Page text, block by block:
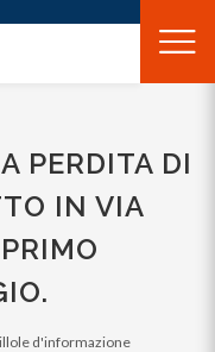
PERDITA DI
IN VIA
d'informazione